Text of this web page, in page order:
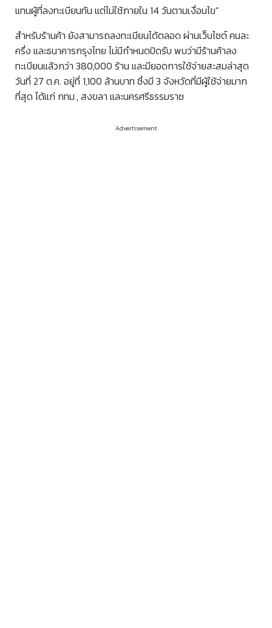
แทนผู้ที่ลงทะเบียนทัน แต่ไม่ใช้ภายใน 14 วันตามเงื่อนไข”
สำหรับร้านค้า ยังสามารถลงทะเบียนได้ตลอด ผ่านเว็บไซต์ คนละ
ครึ่ง และธนาคารกรุงไทย ไม่มีกำหนดปิดรับ พบว่ามีร้านค้าลง
ทะเบียนแล้วกว่า 380,000 ร้าน และมียอดการใช้จ่ายสะสมล่าสุด
วันที่ 27 ต.ค. อยู่ที่ 1,100 ล้านบาท ซึ่งมี 3 จังหวัดที่มีผู้ใช้จ่ายมาก
ที่สุด ได้แก่ กทม., สงขลา และนครศรีธรรมราช
Advertisement